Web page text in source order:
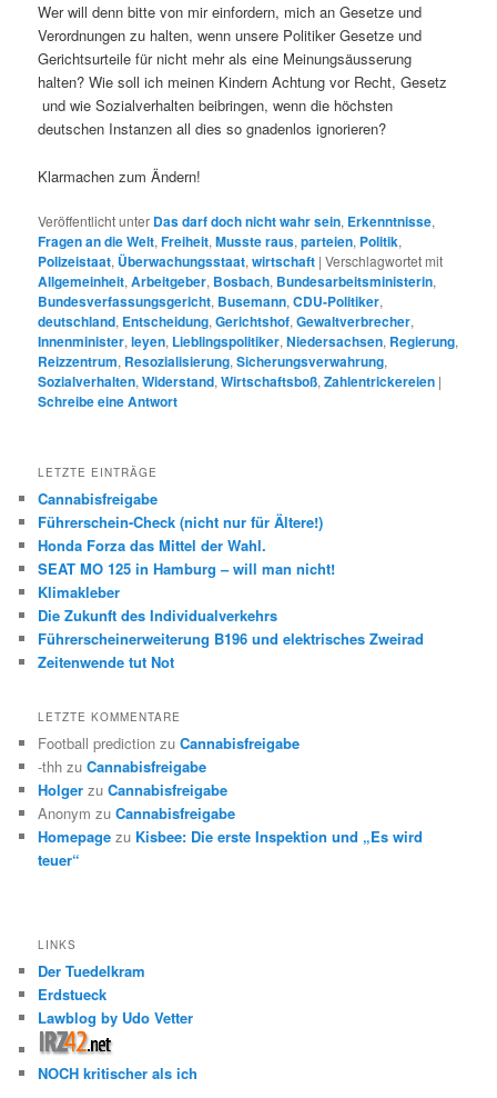
Wer will denn bitte von mir einfordern, mich an Gesetze und
Verordnungen zu halten, wenn unsere Politiker Gesetze und
Gerichtsurteile für nicht mehr als eine Meinungsäusserung
halten? Wie soll ich meinen Kindern Achtung vor Recht, Gesetz
und wie Sozialverhalten beibringen, wenn die höchsten
deutschen Instanzen all dies so gnadenlos ignorieren?
Klarmachen zum Ändern!
Veröffentlicht unter Das darf doch nicht wahr sein, Erkenntnisse,
Fragen an die Welt,Freiheit,Musste raus,parteien, Politik,
Polizeistaat, Überwachungsstaat,wirtschaft |Verschlagwortet mit
Allgemeinheit,Arbeitgeber, Bosbach, Bundesarbeitsministerin,
Bundesverfassungsgericht, Busemann,CDU-Politiker,
deutschland, Entscheidung,Gerichtshof,Gewaltverbrecher,
Innenminister,leyen, Lieblingspolitiker,Niedersachsen, Regierung,
Reizzentrum, Resozialisierung,Sicherungsverwahrung,
Sozialverhalten,Widerstand,Wirtschaftsboß,Zahlentrickereien |
Schreibe eine Antwort
LETZTE EINTRÄGE
Cannabisfreigabe
Führerschein-Check (nicht nur für Ältere!)
Honda Forza das Mittel der Wahl.
SEAT MO 125 in Hamburg – will man nicht!
Klimakleber
Die Zukunft des Individualverkehrs
Führerscheinerweiterung B196 und elektrisches Zweirad
Zeitenwende tut Not
LETZTE KOMMENTARE
Football prediction zuCannabisfreigabe
-thh zuCannabisfreigabe
Holger zuCannabisfreigabe
Anonym zuCannabisfreigabe
Homepage zu Kisbee: Die erste Inspektion und „Es wird
teuer“
LINKS
Der Tuedelkram
Erdstueck
Lawblog by Udo Vetter
NOCH kritischer als ich